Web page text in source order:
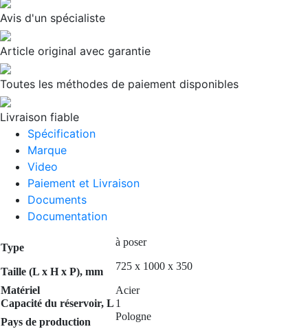
Avis d'un spécialiste
Article original avec garantie
Toutes les méthodes de paiement disponibles
Livraison fiable
Spécification
Marque
Video
Paiement et Livraison
Documents
Documentation
Type à poser
Taille (L x H x P), mm 725 x 1000 x 350
Matériel
Acier
Capacité du réservoir, L 1
Pays de production
Pologne